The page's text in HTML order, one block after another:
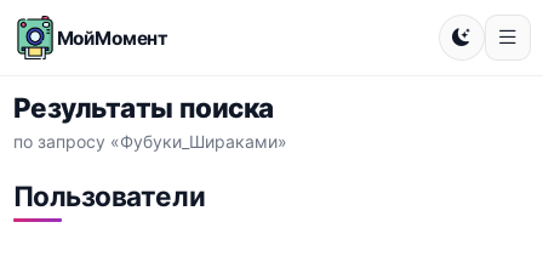
МойМомент
Результаты поиска
по запросу «Фубуки_Шираками»
Пользователи